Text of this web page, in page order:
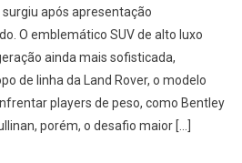
surgiu após apresentação
O emblemático SUV de alto luxo
ainda mais sofisticada,
de linha da Land Rover, o modelo
players de peso, como Bentley
porém, o desafio maior […]